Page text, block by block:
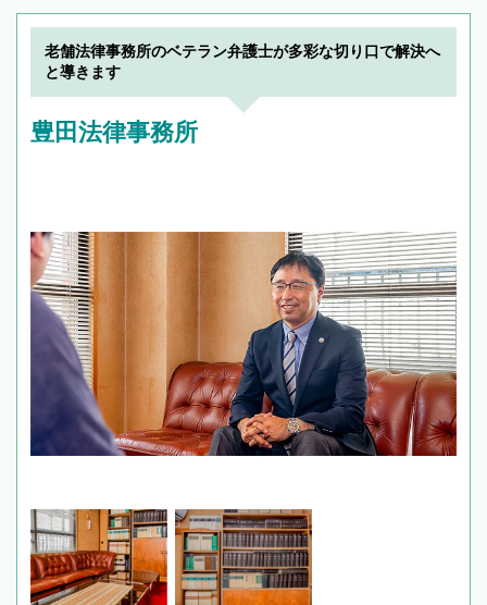
老舗法律事務所のベテラン弁護士が多彩な切り口で解決へ
と導きます
豊田法律事務所